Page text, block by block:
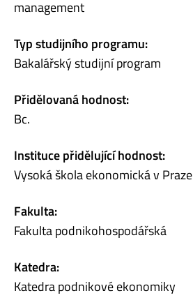
management
Typ studijního programu:
Bakalářský studijní program
Přidělovaná hodnost:
Bc.
Instituce přidělující hodnost:
Vysoká škola ekonomická v Praze
Fakulta:
Fakulta podnikohospodářská
Katedra:
Katedra podnikové ekonomiky